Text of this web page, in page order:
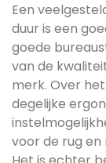
Een
duur is een
goede
van de
merk. Over
degelijke
voor de rug